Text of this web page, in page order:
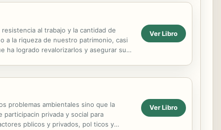
al trabajo y la cantidad de
a la riqueza de nuestro patrimonio, casi
ha logrado revalorizarlos y asegurar su
Ver Libro
problemas ambientales sino que la
privada y social para
pblicos y privados, pol ticos y
Ver Libro